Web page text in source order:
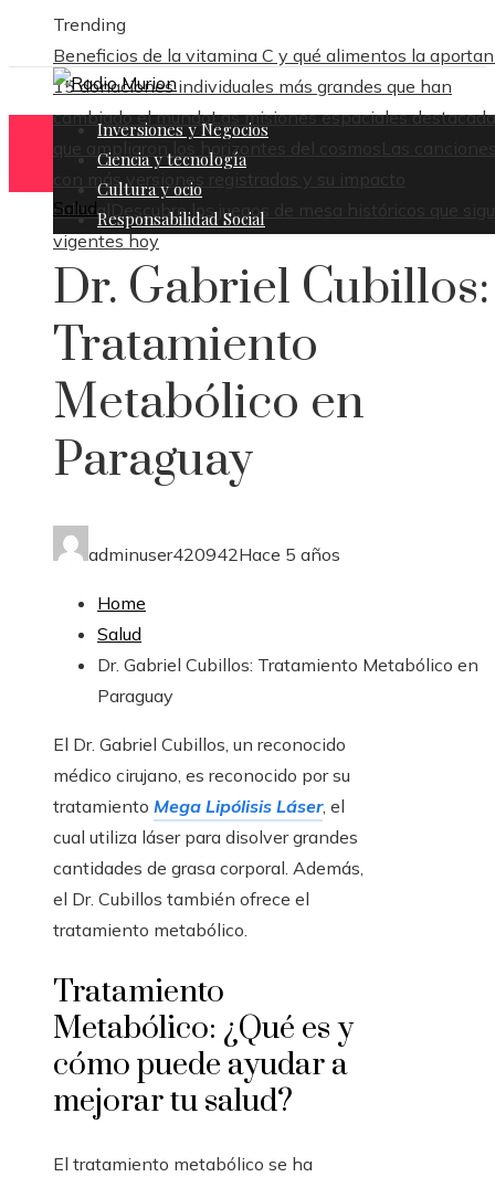
Trending
Beneficios de la vitamina C y qué alimentos la aportan
15 donaciones individuales más grandes que han
cambiado el mundoLas misiones espaciales
que ampliaron los horizontes del cosmos
Las
con más versiones registradas y su impacto
cultural Descubre los juegos de mesa históricos que
vigentes hoy
Inversiones y Negocios
Ciencia y tecnología
Cultura y ocio
Responsabilidad Social
Salud
Dr. Gabriel Cubillos:
Tratamiento
Metabólico en
Paraguay
adminuser420942Hace 5 años
Home
Salud
Dr. Gabriel Cubillos: Tratamiento Metabólico en
Paraguay
El Dr. Gabriel Cubillos, un reconocido
médico cirujano, es reconocido por su
tratamiento Mega Lipólisis Láser, el
cual utiliza láser para disolver grandes
cantidades de grasa corporal. Además,
el Dr. Cubillos también ofrece el
tratamiento metabólico.
Tratamiento
Metabólico: ¿Qué es y
cómo puede ayudar a
mejorar tu salud?
El tratamiento metabólico se ha